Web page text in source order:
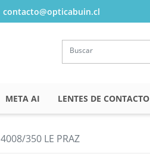
contacto@opticabuin.cl
META AI LENTES DE CONTACTO
350 LE PRAZ